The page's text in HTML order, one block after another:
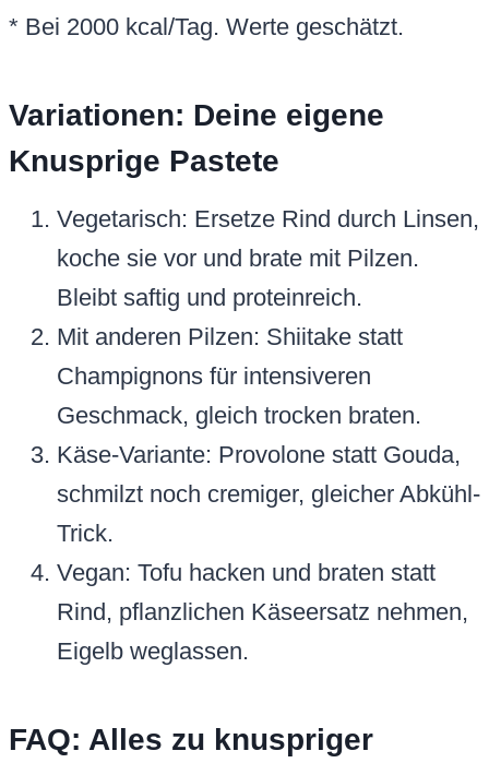
* Bei 2000 kcal/Tag. Werte geschätzt.
Variationen: Deine eigene
Knusprige Pastete
Vegetarisch: Ersetze Rind durch Linsen,
koche sie vor und brate mit Pilzen.
Bleibt saftig und proteinreich.
Mit anderen Pilzen: Shiitake statt
Champignons für intensiveren
Geschmack, gleich trocken braten.
Käse-Variante: Provolone statt Gouda,
schmilzt noch cremiger, gleicher Abkühl-
Trick.
Vegan: Tofu hacken und braten statt
Rind, pflanzlichen Käseersatz nehmen,
Eigelb weglassen.
FAQ: Alles zu knuspriger